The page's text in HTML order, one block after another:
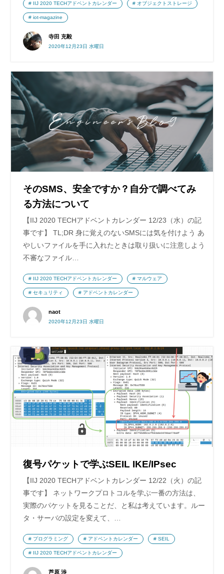
寺田 充毅
2020年12月23日 水曜日
IIJ 2020 TECHアドベントカレンダー オブジェクトストレージ
iot-magazine
そのSMS、安全ですか？自分で調べてみ
る方法について
【IIJ 2020 TECHアドベントカレンダー 12/23（水）の記
事です】 TL;DR 身に覚えのないSMSには気を付けよう あ
やしいファイルを手に入れたときは取り扱いに注意しよう
不審なファイル…
naot
2020年12月23日 水曜日
IIJ 2020 TECHアドベントカレンダー マルウェア
セキュリティ アドベントカレンダー
復号パケットで学ぶSEIL IKE/IPsec
【IIJ 2020 TECHアドベントカレンダー 12/22（火）の記
事です】 ネットワークプロトコルを学ぶ一番の方法は、
実際のパケットを見ることだ、と私は考えています。ルー
タ・サーバの設定を変えて、…
芦原 渉
プログラミング アドベントカレンダー SEIL
IIJ 2020 TECHアドベントカレンダー